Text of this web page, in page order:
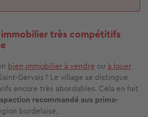
très compétitifs
bien immobilier à vendre ou à louer
Gervais ? Le village se distingue
encore très abordables. Cela en fait
recommandé aux primo-
bordelaise.